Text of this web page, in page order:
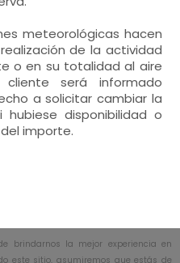
meteorológicas hacen
de la actividad
o en su totalidad al aire
será informado
a solicitar cambiar la
disponibilidad o
importe.
brindarnos la mejor experiencia en
este sitio, asumiremos que estás de